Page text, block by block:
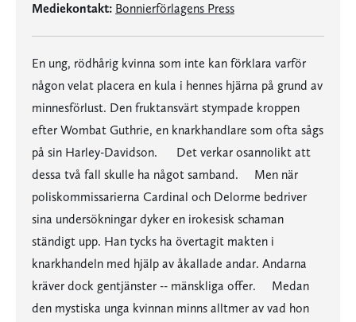
Mediekontakt: Bonnierförlagens Press
En ung, rödhårig kvinna som inte kan förklara varför
någon velat placera en kula i hennes hjärna på grund av
minnesförlust. Den fruktansvärt stympade kroppen
efter Wombat Guthrie, en knarkhandlare som ofta sågs
på sin Harley-Davidson. Det verkar osannolikt att
dessa två fall skulle ha något samband. Men när
poliskommissarierna Cardinal och Delorme bedriver
sina undersökningar dyker en irokesisk schaman
ständigt upp. Han tycks ha övertagit makten i
knarkhandeln med hjälp av åkallade andar. Andarna
kräver dock gentjänster -- mänskliga offer. Medan
den mystiska unga kvinnan minns alltmer av vad hon